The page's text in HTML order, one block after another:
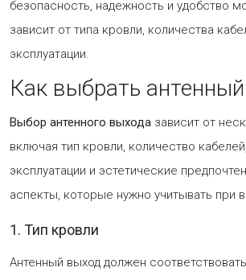
безопасность, надежность и удобство
зависит от типа кровли, количества
эксплуатации.
Как выбрать
Выбор антенного выхода зависит от
включая тип кровли, количество
эксплуатации и эстетические
аспекты, которые нужно учитывать при
1. Тип кровли
Антенный выход должен